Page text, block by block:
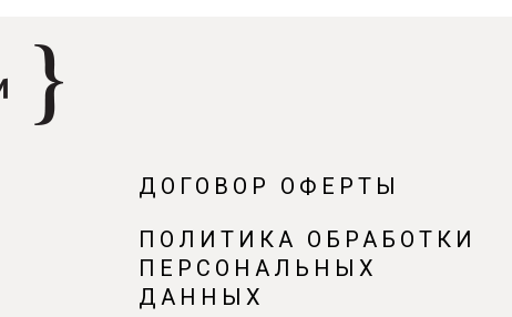
ДОГОВОР ОФЕРТЫ
ПОЛИТИКА ОБРАБОТКИ
ПЕРСОНАЛЬНЫХ
ДАННЫХ